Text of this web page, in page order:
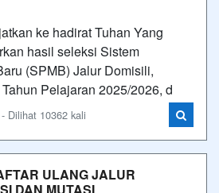
ke hadirat Tuhan Yang
hasil seleksi Sistem
(SPMB) Jalur Domisili,
Pelajaran 2025/2026, d
Dilihat 10362 kali
ULANG JALUR
DAN MUTASI